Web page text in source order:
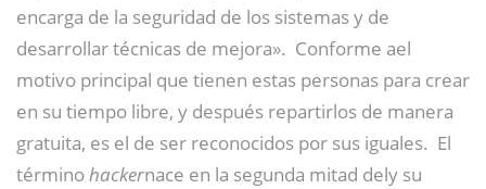
encarga de la seguridad de los sistemas y de
desarrollar técnicas de mejora». ​ Conforme ael
motivo principal que tienen estas personas para crear
en su tiempo libre, y después repartirlos de manera
gratuita, es el de ser reconocidos por sus iguales. ​ El
términohackernace en la segunda mitad dely su